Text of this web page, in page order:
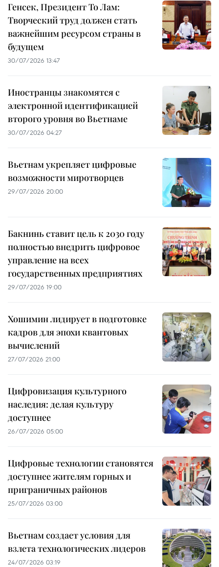
Генсек, Президент То Лам:
Творческий труд должен стать
важнейшим ресурсом страны в
будущем
30/07/2026 13:47
Иностранцы знакомятся с
электронной идентификацией
второго уровня во Вьетнаме
30/07/2026 04:27
Вьетнам укрепляет цифровые
возможности миротворцев
29/07/2026 20:00
Бакнинь ставит цель к 2030 году
полностью внедрить цифровое
управление на всех
государственных предприятиях
29/07/2026 19:00
Хошимин лидирует в подготовке
кадров для эпохи квантовых
вычислений
27/07/2026 21:00
Цифровизация культурного
наследия: делая культуру
доступнее
26/07/2026 05:00
Цифровые технологии становятся
доступнее жителям горных и
приграничных районов
25/07/2026 03:00
Вьетнам создает условия для
взлета технологических лидеров
24/07/2026 03:19